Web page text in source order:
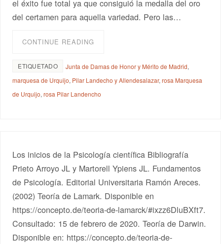
el éxito fue total ya que consiguió la medalla del oro
del certamen para aquella variedad. Pero las…
CONTINUE READING
ETIQUETADO Junta de Damas de Honor y Mérito de Madrid,
marquesa de Urquijo, Pilar Landecho y Allendesalazar,rosa Marquesa
de Urquijo,rosa Pilar Landencho
Los inicios de la Psicología científica Bibliografía
Prieto Arroyo JL y Martorell Ypiens JL. Fundamentos
de Psicología. Editorial Universitaria Ramón Areces.
(2002) Teoría de Lamark. Disponible en
https://concepto.de/teoria-de-lamarck/#ixzz6DluBXft7.
Consultado: 15 de febrero de 2020. Teoría de Darwin.
Disponible en: https://concepto.de/teoria-de-